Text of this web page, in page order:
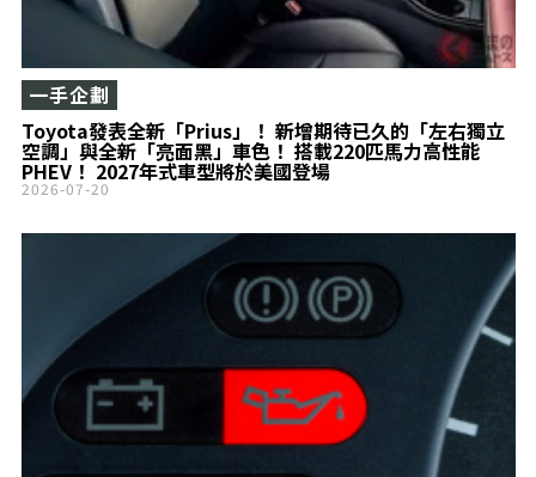
Toyota發表全新「Prius」！ 新增期待已久的「左右獨立
空調」與全新「亮面黑」車色！ 搭載220匹馬力高性能
PHEV！ 2027年式車型將於美國登場
一手企劃
2026-07-20